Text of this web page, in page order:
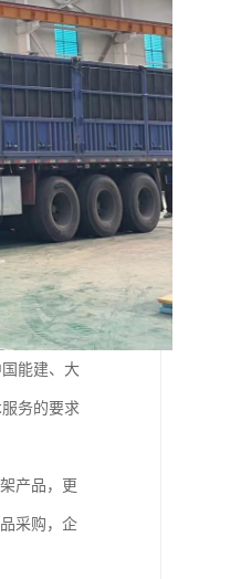
能建、大
务的要求
产品，更
采购，企